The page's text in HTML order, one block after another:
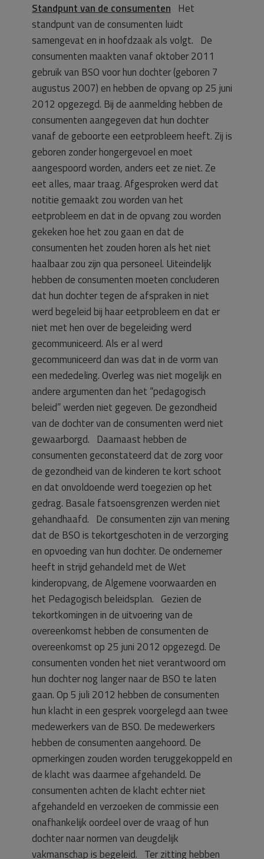
Standpunt van de consumenten Het
standpunt van de consumenten luidt
samengevat en in hoofdzaak als volgt. De
consumenten maakten vanaf oktober 2011
gebruik van BSO voor hun dochter (geboren 7
augustus 2007) en hebben de opvang op 25 juni
2012 opgezegd. Bij de aanmelding hebben de
consumenten aangegeven dat hun dochter
vanaf de geboorte een eetprobleem heeft. Zij is
geboren zonder hongergevoel en moet
aangespoord worden, anders eet ze niet. Ze
eet alles, maar traag. Afgesproken werd dat
notitie gemaakt zou worden van het
eetprobleem en dat in de opvang zou worden
gekeken hoe het zou gaan en dat de
consumenten het zouden horen als het niet
haalbaar zou zijn qua personeel. Uiteindelijk
hebben de consumenten moeten concluderen
dat hun dochter tegen de afspraken in niet
werd begeleid bij haar eetprobleem en dat er
niet met hen over de begeleiding werd
gecommuniceerd. Als er al werd
gecommuniceerd dan was dat in de vorm van
een mededeling. Overleg was niet mogelijk en
andere argumenten dan het “pedagogisch
beleid” werden niet gegeven. De gezondheid
van de dochter van de consumenten werd niet
gewaarborgd. Daarnaast hebben de
consumenten geconstateerd dat de zorg voor
de gezondheid van de kinderen te kort schoot
en dat onvoldoende werd toegezien op het
gedrag. Basale fatsoensgrenzen werden niet
gehandhaafd. De consumenten zijn van mening
dat de BSO is tekortgeschoten in de verzorging
en opvoeding van hun dochter. De ondernemer
heeft in strijd gehandeld met de Wet
kinderopvang, de Algemene voorwaarden en
het Pedagogisch beleidsplan. Gezien de
tekortkomingen in de uitvoering van de
overeenkomst hebben de consumenten de
overeenkomst op 25 juni 2012 opgezegd. De
consumenten vonden het niet verantwoord om
hun dochter nog langer naar de BSO te laten
gaan. Op 5 juli 2012 hebben de consumenten
hun klacht in een gesprek voorgelegd aan twee
medewerkers van de BSO. De medewerkers
hebben de consumenten aangehoord. De
opmerkingen zouden worden teruggekoppeld en
de klacht was daarmee afgehandeld. De
consumenten achten de klacht echter niet
afgehandeld en verzoeken de commissie een
onafhankelijk oordeel over de vraag of hun
dochter naar normen van deugdelijk
vakmanschap is begeleid. Ter zitting hebben